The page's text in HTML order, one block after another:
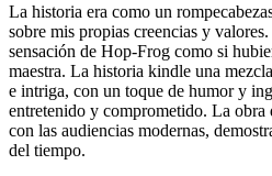
La historia era como un
sobre mis propias creencias y
sensación de Hop-Frog como si
maestra. La historia kindle una
e intriga, con un toque de humor y
entretenido y comprometido. La obra
con las audiencias modernas,
del tiempo.